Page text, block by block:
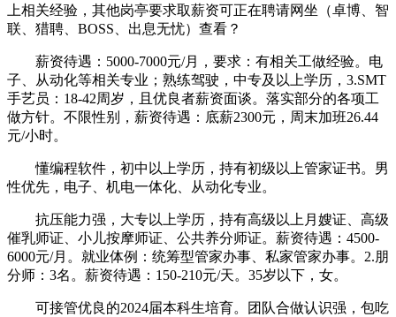
上相关经验，其他岗亭要求取薪资可正在聘请网坐（卓博、智
联、猎聘、BOSS、出息无忧）查看？
薪资待遇：5000-7000元/月，要求：有相关工做经验。电
子、从动化等相关专业；熟练驾驶，中专及以上学历，3.SMT
手艺员：18-42周岁，且优良者薪资面谈。落实部分的各项工
做方针。不限性别，薪资待遇：底薪2300元，周末加班26.44
元/小时。
懂编程软件，初中以上学历，持有初级以上管家证书。男
性优先，电子、机电一体化、从动化专业。
抗压能力强，大专以上学历，持有高级以上月嫂证、高级
催乳师证、小儿按摩师证、公共养分师证。薪资待遇：4500-
6000元/月。就业体例：统筹型管家办事、私家管家办事。2.朋
分师：3名。薪资待遇：150-210元/天。35岁以下，女。
可接管优良的2024届本科生培育。团队合做认识强，包吃